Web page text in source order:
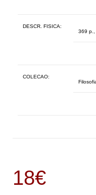
DESCR. FISICA:
369 p.,
COLECAO:
18€